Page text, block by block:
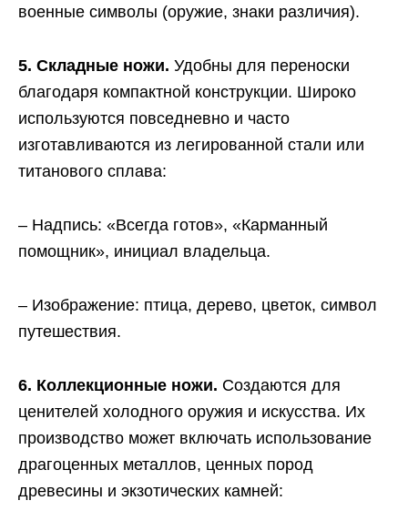
военные символы (оружие, знаки различия).
5. Складные ножи. Удобны для переноски
благодаря компактной конструкции. Широко
используются повседневно и часто
изготавливаются из легированной стали или
титанового сплава:
– Надпись: «Всегда готов», «Карманный
помощник», инициал владельца.
– Изображение: птица, дерево, цветок, символ
путешествия.
6. Коллекционные ножи. Создаются для
ценителей холодного оружия и искусства. Их
производство может включать использование
драгоценных металлов, ценных пород
древесины и экзотических камней: